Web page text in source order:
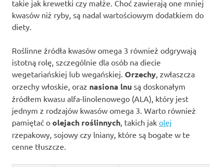
takie jak krewetki czy małże. Choć zawierają one mniej
kwasów niż ryby, są nadal wartościowym dodatkiem do
diety.
Roślinne źródła kwasów omega 3 również odgrywają
istotną rolę, szczególnie dla osób na diecie
wegetariańskiej lub wegańskiej. Orzechy, zwłaszcza
orzechy włoskie, oraz nasiona lnu są doskonałym
źródłem kwasu alfa-linolenowego (ALA), który jest
jednym z rodzajów kwasów omega 3. Warto również
pamiętać o olejach roślinnych, takich jak olej
rzepakowy, sojowy czy lniany, które są bogate w te
cenne tłuszcze.